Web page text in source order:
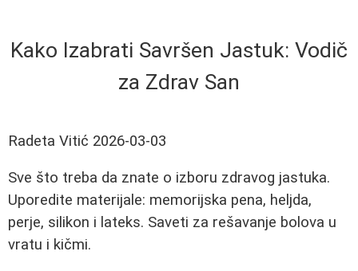
Kako Izabrati Savršen Jastuk: Vodič
za Zdrav San
Radeta Vitić 2026-03-03
Sve što treba da znate o izboru zdravog jastuka.
Uporedite materijale: memorijska pena, heljda,
perje, silikon i lateks. Saveti za rešavanje bolova u
vratu i kičmi.